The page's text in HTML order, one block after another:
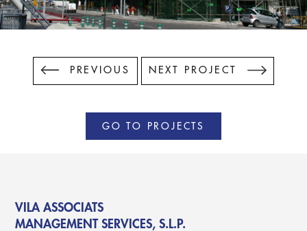
GO TO PROJECTS
PREVIOUS NEXT PROJECT
VILA ASSOCIATS
MANAGEMENT SERVICES, S.L.P.